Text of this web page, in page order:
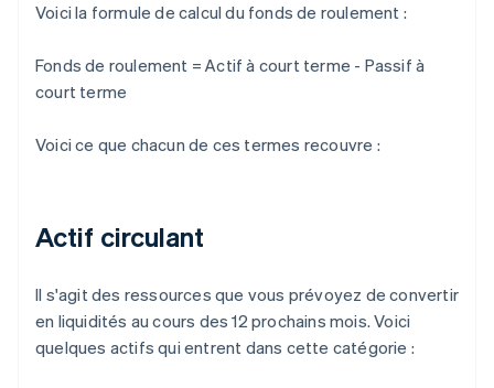
Voici la formule de calcul du fonds de roulement :
Fonds de roulement = Actif à court terme - Passif à
court terme
Voici ce que chacun de ces termes recouvre :
Actif circulant
Il s'agit des ressources que vous prévoyez de convertir
en liquidités au cours des 12 prochains mois. Voici
quelques actifs qui entrent dans cette catégorie :